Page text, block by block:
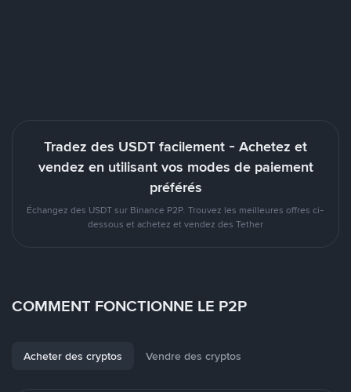
Tradez des USDT facilement - Achetez et
vendez en utilisant vos modes de paiement
préférés
Échangez des USDT sur Binance P2P. Trouvez les meilleures offres ci-
dessous et achetez et vendez des Tether
COMMENT FONCTIONNE LE P2P
Acheter des cryptos Vendre des cryptos